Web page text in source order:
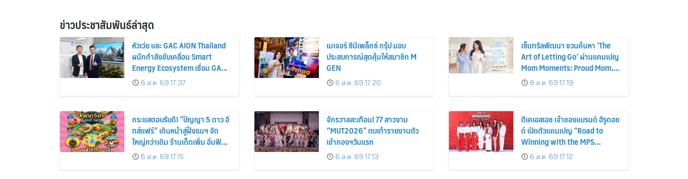
ข่าวประชาสัมพันธ์ล่าสุด
หัวเว่ย และ GAC AION Thailand
ผนึกกำลังขับเคลื่อน Smart
Energy Ecosystem เชื่อม GAC
GN8 PHEV รถยนต์ MPV ระดับ
พรีเมียม เข้ากับพลังงานแสง
6 ส.ค. 69 17:37
เมเจอร์ ซีนีเพล็กซ์ กรุ้ป มอบ
ประสบการณ์สุดคุ้มให้สมาชิก M
GEN
6 ส.ค. 69 17:20
เซ็นทรัลพัฒนา ชวนค้นหา ‘The
Art of Letting Go’ ผ่านแคมเปญ
Mom Moments: Proud Mom.
Proud of My Mom.
6 ส.ค. 69 17:19
กระแสตอบรับดี! “ปัญญา 5 ดาว อี
ทส์แฟร์” เดินหน้าสู่ฝั่งธนฯ จัด
ใหญ่กว่าเดิม ร้านเด็ดเพิ่ม อิ่มฟิน
10 วันเต็ม!
6 ส.ค. 69 17:15
จักรวาลสะเทือน! 77 สาวงาม
“MUT2026” ตบเท้ารายงานตัว
เข้ากองฯวันแรก
6 ส.ค. 69 17:13
ดีเคเอสเอช เจ้าของแบรนด์ ฮีรูดอย
ด์ เปิดตัวแคมเปญ “Road to
Winning with the MPS
Science”
6 ส.ค. 69 17:12